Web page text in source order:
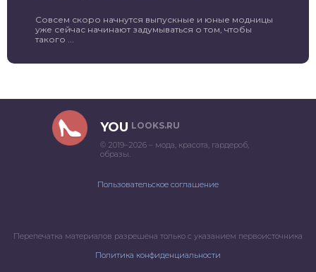
Совсем скоро начнутся выпускные и юные модницы
уже сейчас начинают задумываться о том, чтобы
такого ...
YOU LOOKS.RU
© 2019–2026 – мода, красота, гардероб,
образы.
Пользовательское соглашение
Перепечатка материалов разрешена только с указанием первоисточника
Политика конфиденциальности